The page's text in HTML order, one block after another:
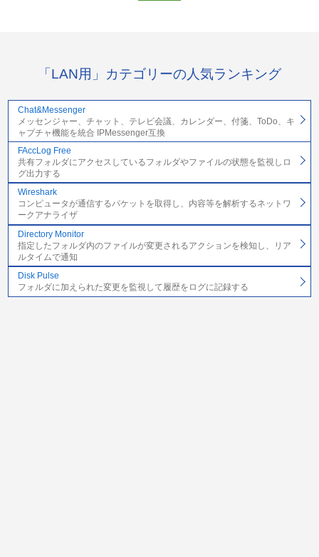
「LAN用」カテゴリーの人気ランキング
Chat&Messenger
メッセンジャー、チャット、テレビ会議、カレンダー、付箋、ToDo、キ
ャプチャ機能を統合 IPMessenger互換
FAccLog Free
共有フォルダにアクセスしているフォルダやファイルの状態を監視しロ
グ出力する
Wireshark
コンピュータが通信するパケットを取得し、内容等を解析するネットワ
ークアナライザ
Directory Monitor
指定したフォルダ内のファイルが変更されるアクションを検知し、リア
ルタイムで通知
Disk Pulse
フォルダに加えられた変更を監視して履歴をログに記録する